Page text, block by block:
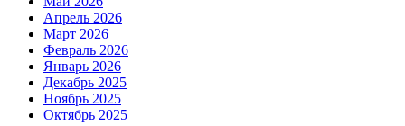
Апрель 2026
Март 2026
Февраль 2026
Январь 2026
Декабрь 2025
Ноябрь 2025
Октябрь 2025